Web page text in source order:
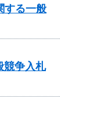
する一般
競争入札